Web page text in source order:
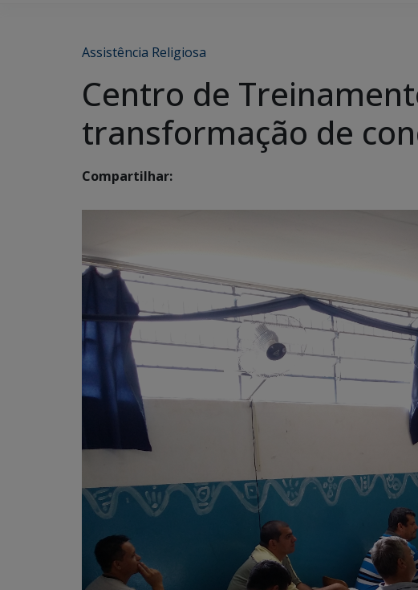
Assistência Religiosa
Centro de
transformação de
Compartilhar: